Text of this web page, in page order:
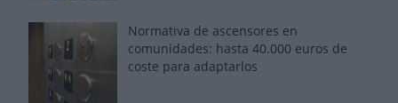
Normativa de ascensores en
comunidades: hasta 40.000 euros de
coste para adaptarlos